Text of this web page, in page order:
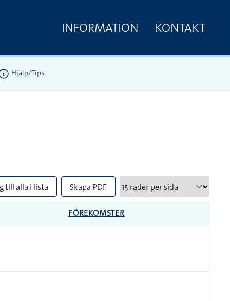
INFORMATION KONTAKT
Hjälp/Tips
till alla i lista Skapa PDF
FÖREKOMSTER